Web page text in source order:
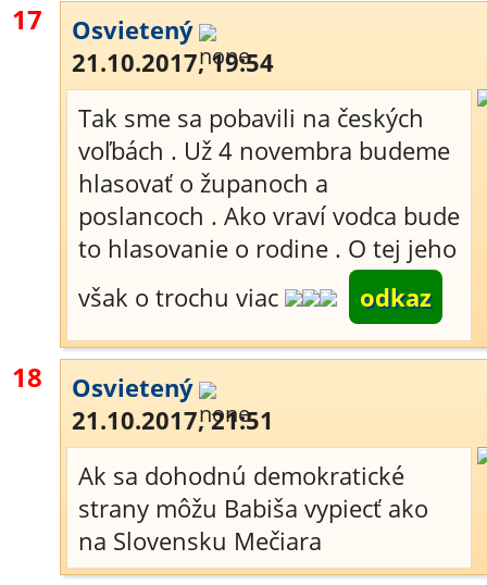
17
Osvietený
21.10.2017, 19:54
Tak sme sa pobavili na českých
voľbách . Už 4 novembra budeme
hlasovať o županoch a
poslancoch . Ako vraví vodca bude
to hlasovanie o rodine . O tej jeho
však o trochu viac
odkaz
18
Osvietený
21.10.2017, 21:51
Ak sa dohodnú demokratické
strany môžu Babiša vypiecť ako
na Slovensku Mečiara